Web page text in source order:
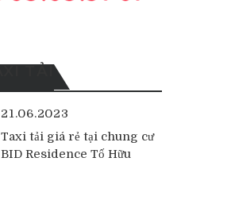
21.06.2023
Taxi tải giá rẻ tại chung cư
BID Residence Tố Hữu